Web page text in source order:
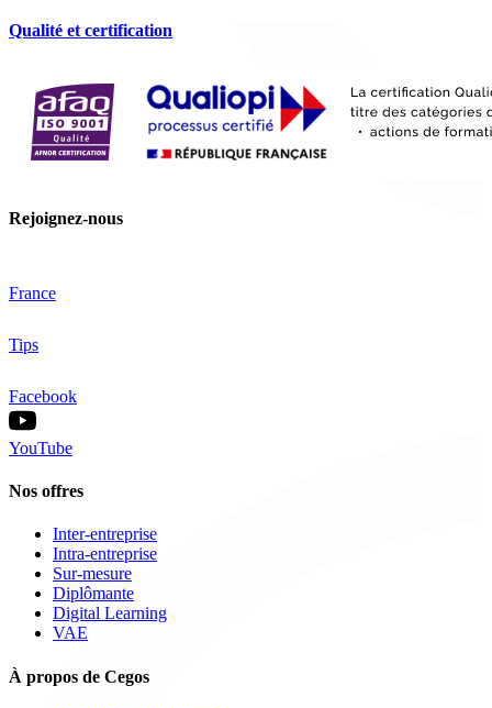
Qualité et certification
Rejoignez-nous
France
Tips
Facebook
YouTube
Nos offres
Inter-entreprise
Intra-entreprise
Sur-mesure
Diplômante
Digital Learning
VAE
À propos de Cegos